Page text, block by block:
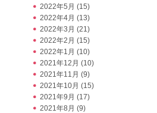
2022年5月 (15)
2022年4月 (13)
2022年3月 (21)
2022年2月 (15)
2022年1月 (10)
2021年12月 (10)
2021年11月 (9)
2021年10月 (15)
2021年9月 (17)
2021年8月 (9)